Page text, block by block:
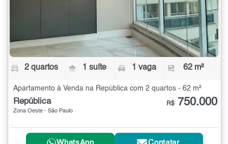
2 quartos 1 suíte 1 vaga 62 m²
Apartamento à Venda na República com 2 quartos - 62 m²
República
Zona Oeste - São Paulo
R$ 750.000